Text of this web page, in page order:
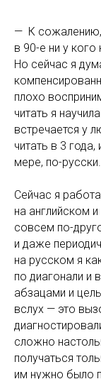
— К сожалению,
в 90-е ни у
Но сейчас я
плохо
читать я
встречается у
читать в 3
мере, по-русски.
Сейчас я
на английском
совсем по-
и даже
на русском я
по диагонали и
абзацами и
вслух — это
сложно
получаться
им нужно было